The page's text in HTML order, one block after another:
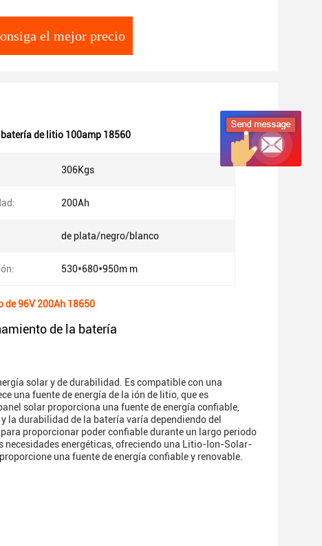
el mejor precio
batería de litio 100amp 18560
306Kgs
200Ah
de plata/negro/blanco
530*680*950m m
96V 200Ah 18650
de la batería
solar y de durabilidad. Es compatible con una
una fuente de energía de la ión de litio, que es
solar proporciona una fuente de energía confiable,
la durabilidad de la batería varía dependiendo del
proporcionar poder confiable durante un largo periodo
energéticas, ofreciendo una Litio-Ion-Solar-
una fuente de energía confiable y renovable.